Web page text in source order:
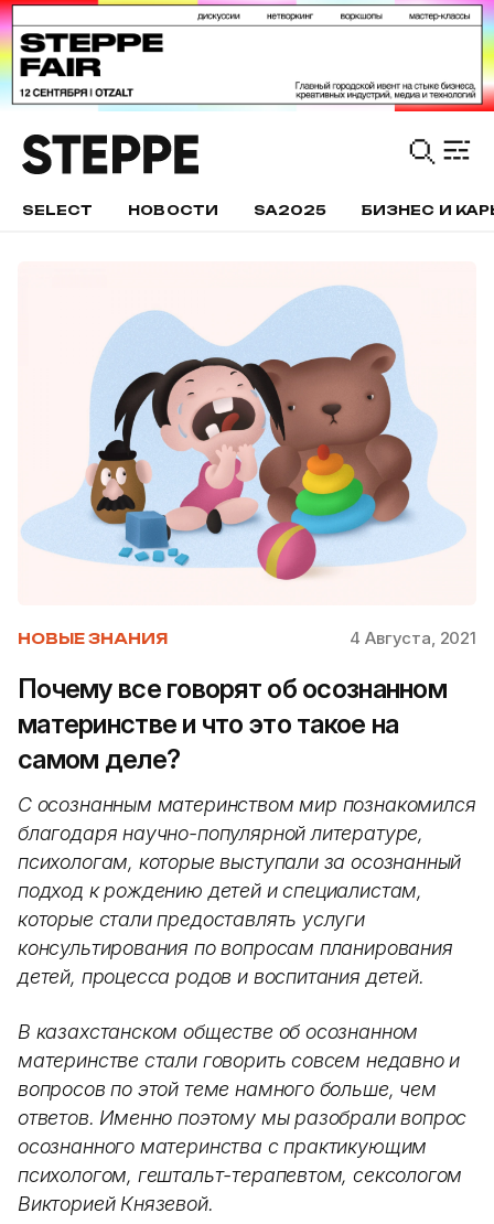
SELECT НОВОСТИ SA2025 БИЗНЕС И
НОВЫЕ ЗНАНИЯ 4 Августа, 2021
Почему все говорят об осознанном
материнстве и что это такое на
самом деле?
С осознанным материнством мир познакомился
благодаря научно-популярной литературе,
психологам, которые выступали за осознанный
подход к рождению детей и специалистам,
которые стали предоставлять услуги
консультирования по вопросам планирования
детей, процесса родов и воспитания детей.
В казахстанском обществе об осознанном
материнстве стали говорить совсем недавно и
вопросов по этой теме намного больше, чем
ответов. Именно поэтому мы разобрали вопрос
осознанного материнства с практикующим
психологом, гештальт-терапевтом, сексологом
Викторией Князевой.